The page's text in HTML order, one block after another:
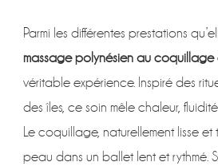
Parmi les différentes prestations
massage polynésien au coquillage
véritable expérience. Inspiré des
des îles, ce soin mêle chaleur,
Le coquillage, naturellement lisse et
peau dans un ballet lent et rythmé.